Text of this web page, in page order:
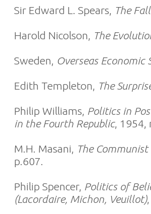
Sir Edward L. Spears, The
Harold Nicolson, The
Sweden, Overseas Economic
Edith Templeton, The
Philip Williams, Politics in
in the Fourth Republic, 1954,
M.H. Masani, The
p.607.
Philip Spencer, Politics of
(Lacordaire, Michon, Veuillot)